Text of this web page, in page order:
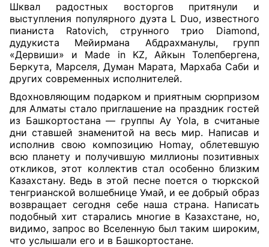
Шквал радостных восторгов притянули и
выступления популярного дуэта L Duo, известного
пианиста Ratovich, струнного трио Diamond,
дудукиста Мейирмана Абдрахманулы, групп
«Дервиши» и Made in KZ, Айкын Толепбергена,
Беркута, Марселя, Думан Марата, Мархаба Саби и
других современных исполнителей.
Вдохновляющим подарком и приятным сюрпризом
для Алматы стало приглашение на праздник гостей
из Башкортостана — группы Ay Yola, в считаные
дни ставшей знаменитой на весь мир. Написав и
исполнив свою композицию Homay, облетевшую
всю планету и получившую миллионы позитивных
откликов, этот коллектив стал особенно близким
Казахстану. Ведь в этой песне поется о тюркской
тенгрианской волшебнице Умай, и ее добрый образ
возвращает сегодня себе наша страна. Написать
подобный хит старались многие в Казахстане, но,
видимо, запрос во Вселенную был таким широким,
что услышали его и в Башкортостане.